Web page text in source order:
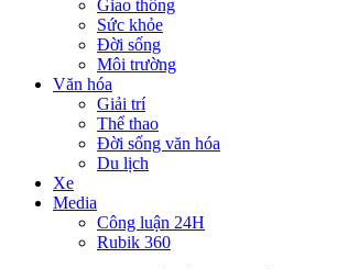
Giao thông
Sức khỏe
Đời sống
Môi trường
Văn hóa
Giải trí
Thể thao
Đời sống văn hóa
Du lịch
Xe
Media
Công luận 24H
Rubik 360